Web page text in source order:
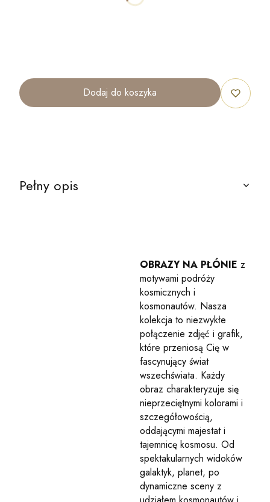
Dodaj do koszyka
Pełny opis
OBRAZY NA PŁÓNIE z
motywami podróży
kosmicznych i
kosmonautów. Nasza
kolekcja to niezwykłe
połączenie zdjęć i grafik,
które przeniosą Cię w
fascynujący świat
wszechświata. Każdy
obraz charakteryzuje się
nieprzeciętnymi kolorami i
szczegółowością,
oddającymi majestat i
tajemnicę kosmosu. Od
spektakularnych widoków
galaktyk, planet, po
dynamiczne sceny z